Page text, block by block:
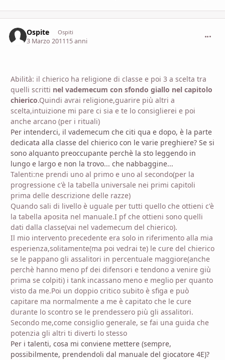
Ospite Ospiti
3 Marzo 201115 anni
Abilità: il chierico ha religione di classe e poi 3 a scelta tra
quelli scritti nel vademecum con sfondo giallo nel capitolo
chierico.Quindi avrai religione,guarire più altri a
scelta,intuizione mi pare ci sia e te lo consiglierei e poi
anche arcano (per i rituali)
Per intenderci, il vademecum che citi qua e dopo, è la parte
dedicata alla classe del chierico con le varie preghiere? Se si
sono alquanto preoccupante perchè la sto leggendo in
lungo e largo e non la trovo... che nabbaggine...
Talenti:ne prendi uno al primo e uno al secondo(per la
progressione c'è la tabella universale nei primi capitoli
prima delle descrizione delle razze)
Quando sali di livello è uguale per tutti quello che ottieni c'è
la tabella aposita nel manuale.I pf che ottieni sono quelli
dati dalla classe(vai nel vademecum del chierico).
Il mio intervento precedente era solo in riferimento alla mia
esperienza,solitamente(ma poi vedrai te) le cure del chierico
se le pappano gli assalitori in percentuale maggiore(anche
perchè hanno meno pf dei difensori e tendono a venire giù
prima se colpiti) i tank incassano meno e meglio per quanto
visto da me.Poi un doppio critico subito è sfiga e può
capitare ma normalmente a me è capitato che le cure
durante lo scontro se le prendessero più gli assalitori.
Secondo me,come consiglio generale, se fai una guida che
potenzia gli altri ti diverti lo stesso
Per i talenti, cosa mi conviene mettere (sempre,
possibilmente, prendendoli dal manuale del giocatore 4E)?